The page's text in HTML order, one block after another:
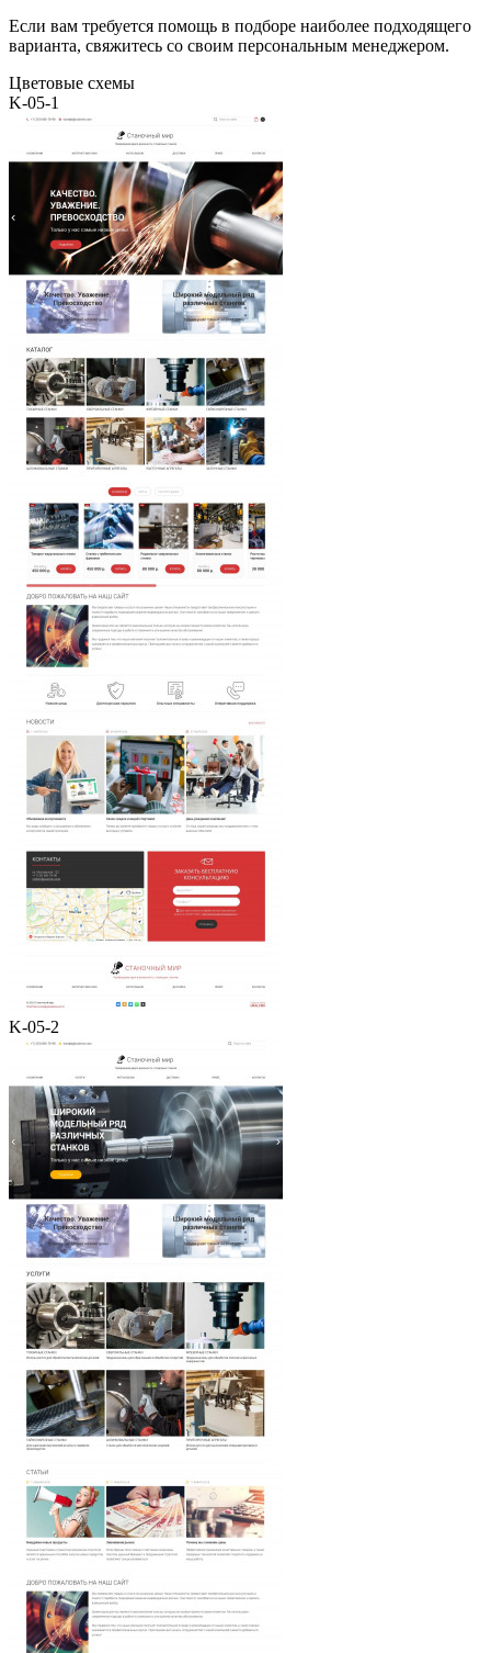
Если вам требуется помощь в подборе наиболее подходящего
варианта, свяжитесь со своим персональным менеджером.
Цветовые схемы
K-05-1
K-05-2